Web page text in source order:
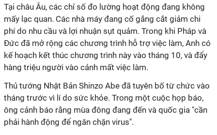
Tại châu Âu, các chỉ số đo lường hoạt động đang không
mấy lạc quan. Các nhà máy đang cố gắng cắt giảm chi
phí do nhu cầu và lợi nhuận sụt quảm. Trong khi Pháp và
Đức đã mở rộng các chương trình hỗ trợ việc làm, Anh có
kế hoạch kết thúc chương trình này vào tháng 10, và đẩy
hàng triệu người vào cảnh mất việc làm.
Thủ tướng Nhật Bản Shinzo Abe đã tuyên bố từ chức vào
tháng trước vì lí do sức khỏe. Trong một cuộc họp báo,
ông cảnh báo rằng mùa đông đang đến và quốc gia "cần
phải hành động để ngăn chặn virus".